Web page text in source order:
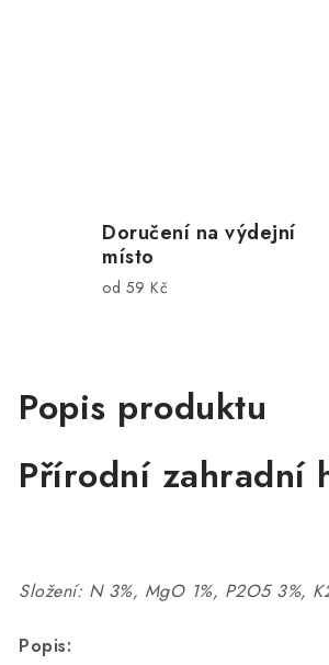
Doručení na výdejní
místo
od 59 Kč
Popis produktu
Přírodní zahradní
Složení: N 3%, MgO 1%, P2O5 3%,
Popis: